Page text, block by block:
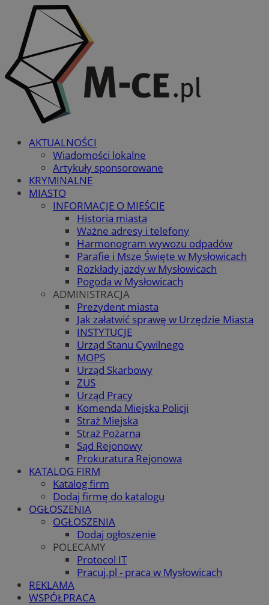
AKTUALNOŚCI
Wiadomości lokalne
Artykuły sponsorowane
KRYMINALNE
MIASTO
INFORMACJE O MIEŚCIE
Historia miasta
Ważne adresy i telefony
Harmonogram wywozu odpadów
Parafie i Msze Święte w Mysłowicach
Rozkłady jazdy w Mysłowicach
Pogoda w Mysłowicach
ADMINISTRACJA
Prezydent miasta
Jak załatwić sprawę w Urzędzie Miasta
INSTYTUCJE
Urząd Stanu Cywilnego
MOPS
Urząd Skarbowy
ZUS
Urząd Pracy
Komenda Miejska Policji
Straż Miejska
Straż Pożarna
Sąd Rejonowy
Prokuratura Rejonowa
KATALOG FIRM
Katalog firm
Dodaj firmę do katalogu
OGŁOSZENIA
OGŁOSZENIA
Dodaj ogłoszenie
POLECAMY
Protocol IT
Pracuj.pl - praca w Mysłowicach
REKLAMA
WSPÓŁPRACA